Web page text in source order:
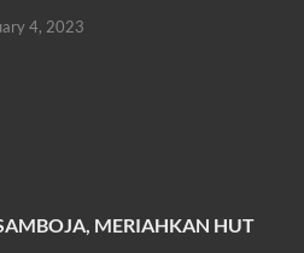
4, 2023
MERIAHKAN HUT